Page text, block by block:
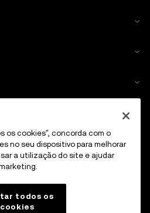
os cookies", concorda com o
no seu dispositivo para melhorar
a utilização do site e ajudar
todos os
cookies